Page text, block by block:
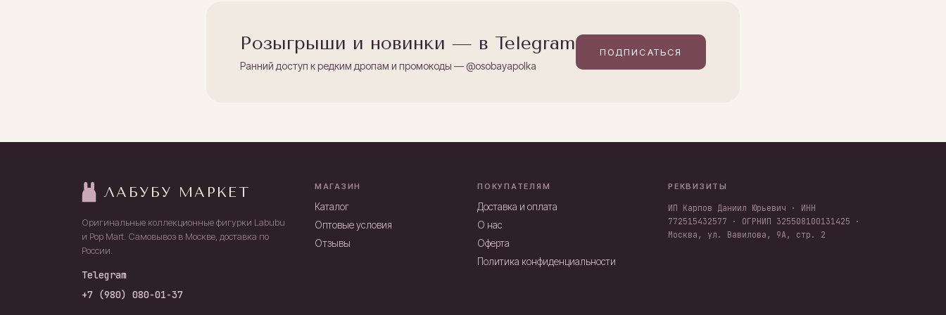
Розыгрыши и новинки — в Telegram
Ранний доступ к редким дропам и промокоды — @osobayapolka
ПОДПИСАТЬСЯ
ЛАБУБУ МАРКЕТ
Оригинальные коллекционные фигурки Labubu
и Pop Mart. Самовывоз в Москве, доставка по
России.
Telegram
+7 (980) 080-01-37
МАГАЗИН
Каталог
Оптовые условия
Отзывы
ПОКУПАТЕЛЯМ
Доставка и оплата
О нас
Оферта
Политика конфиденциальности
РЕКВИЗИТЫ
ИП Карпов Даниил Юрьевич · ИНН
772515432577 · ОГРНИП 325508100131425 ·
Москва, ул. Вавилова, 9А, стр. 2